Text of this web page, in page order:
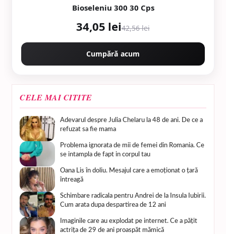
Bioseleniu 300 30 Cps
34,05 lei42,56 lei
Cumpără acum
CELE MAI CITITE
Adevarul despre Julia Chelaru la 48 de ani. De ce a
refuzat sa fie mama
Problema ignorata de mii de femei din Romania. Ce
se intampla de fapt in corpul tau
Oana Lis în doliu. Mesajul care a emoționat o țară
întreagă
Schimbare radicala pentru Andrei de la Insula Iubirii.
Cum arata dupa despartirea de 12 ani
Imaginile care au explodat pe internet. Ce a pățit
actrița de 29 de ani proaspăt mămică